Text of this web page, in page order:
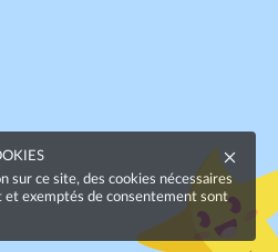
sur ce site, des cookies nécessaires
et exemptés de consentement sont